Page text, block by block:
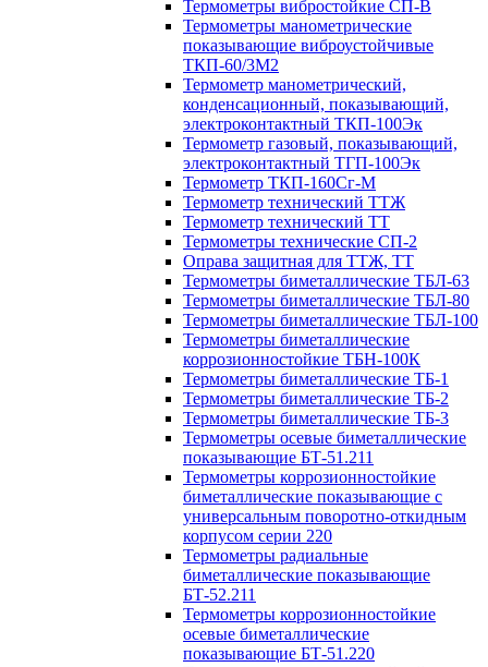
Термометры вибростойкие СП-В
Термометры манометрические
показывающие виброустойчивые
ТКП-60/3М2
Термометр манометрический,
конденсационный, показывающий,
электроконтактный ТКП-100Эк
Термометр газовый, показывающий,
электроконтактный ТГП-100Эк
Термометр ТКП-160Сг-М
Термометр технический ТТЖ
Термометр технический ТТ
Термометры технические СП-2
Оправа защитная для ТТЖ, ТТ
Термометры биметаллические ТБЛ-63
Термометры биметаллические ТБЛ-80
Термометры биметаллические ТБЛ-100
Термометры биметаллические
коррозионностойкие ТБН-100К
Термометры биметаллические ТБ-1
Термометры биметаллические ТБ-2
Термометры биметаллические ТБ-3
Термометры осевые биметаллические
показывающие БТ-51.211
Термометры коррозионностойкие
биметаллические показывающие с
универсальным поворотно-откидным
корпусом серии 220
Термометры радиальные
биметаллические показывающие
БТ-52.211
Термометры коррозионностойкие
осевые биметаллические
показывающие БТ-51.220